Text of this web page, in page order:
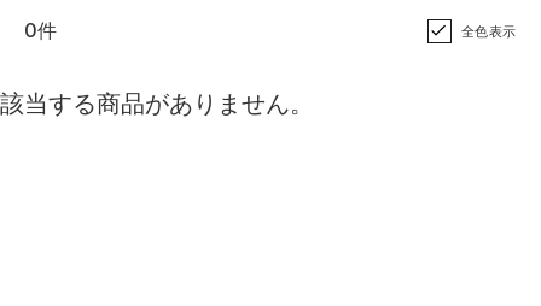
0件 全色表示
該当する商品がありません。